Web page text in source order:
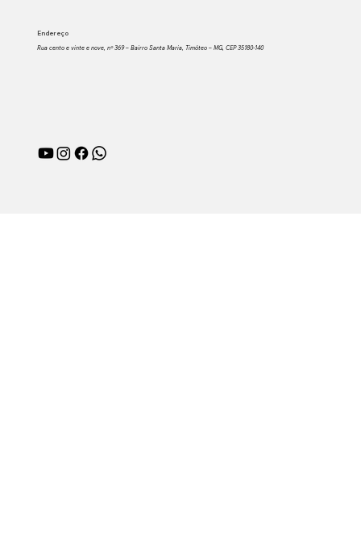
Endereço
Rua cento e vinte e nove, nº 369 – Bairro Santa Maria, Timóteo – MG, CEP 35180-140